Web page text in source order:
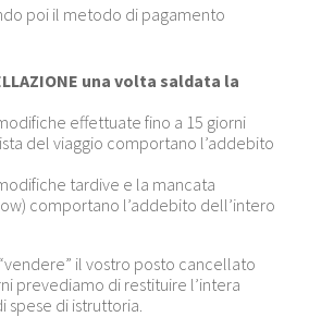
poi il metodo di pagamento
una volta saldata la
effettuate fino a 15 giorni
del viaggio comportano l’addebito
tardive e la mancata
comportano l’addebito dell’intero
il vostro posto cancellato
prevediamo di restituire l’intera
spese di istruttoria.